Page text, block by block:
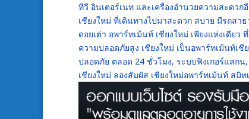
ทีวี อินเตอร์เนท และเครื่องอำนวยความสะดวก
เชียงใหม่ ที่เดินทางไปมาสะดวก สบาย มีรถส
ดอยเต่า อพาร์ทเม้นท์ เชียงใหม่ เพียงแห่งเดีย
ความปลอดภัยสูง เชียงใหม่ เป็นอพาร์ทเม้นท์เ
ปลอดภัย ตลอด 24 ชั่วโมง, ระบบฟิงเกอร์แสก
เชียงใหม่ ลองสัมผัส เชียงใหม่อพาร์ทเม้นท์ สมิ